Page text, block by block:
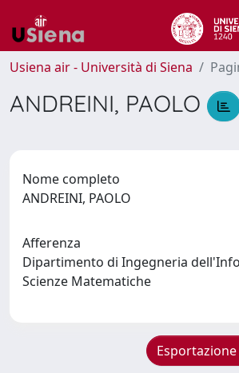
Usiena air - Università di Siena
ANDREINI, PAOLO
Nome completo
ANDREINI, PAOLO
Afferenza
Dipartimento di Ingegneria
Scienze Matematiche
Esportazione